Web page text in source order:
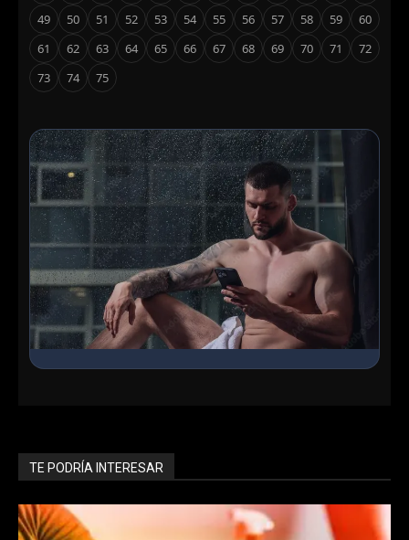
49
50 51 52 53 54 55 56 57 58 59
60
61
62 63 64 65 66 67 68 69 70 71
72
73
74 75
Entrar ahora
TE PODRÍA INTERESAR